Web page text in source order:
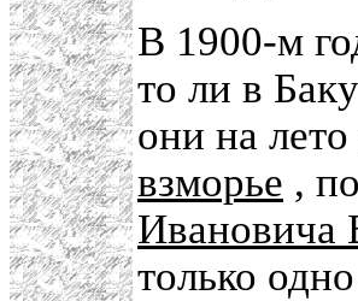
В 1900-м
то ли в
они на
взморье ,
Ивановича
только